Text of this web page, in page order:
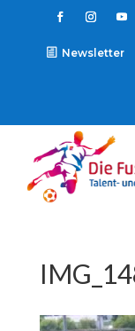
Newsletter